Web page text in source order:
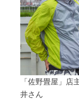
「佐野畳屋」店
井さん